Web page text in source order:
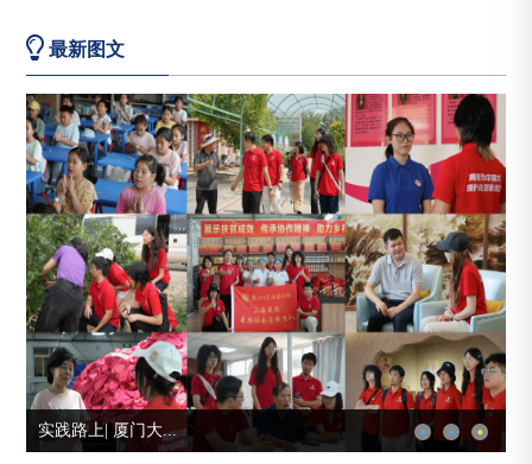
最新图文
实践路上| 厦门大...